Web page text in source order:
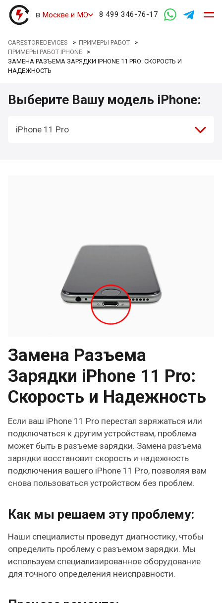
в Москве и МО 8 499 346-76-17
CARESTOREDEVICES >ПРИМЕРЫ РАБОТ >
ПРИМЕРЫ РАБОТ IPHONE >
ЗАМЕНА РАЗЪЕМА ЗАРЯДКИ IPHONE 11 PRO: СКОРОСТЬ И
НАДЕЖНОСТЬ
Выберите Вашу модель iPhone:
iPhone 11 Pro
Замена Разъема
Зарядки iPhone 11 Pro:
Скорость и Надежность
Если ваш iPhone 11 Pro перестал заряжаться или
подключаться к другим устройствам, проблема
может быть в разъеме зарядки. Замена разъема
зарядки восстановит скорость и надежность
подключения вашего iPhone 11 Pro, позволяя вам
снова пользоваться устройством без проблем.
Как мы решаем эту проблему:
Наши специалисты проведут диагностику, чтобы
определить проблему с разъемом зарядки. Мы
используем специализированное оборудование
для точного определения неисправности.